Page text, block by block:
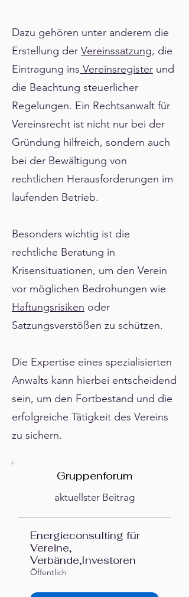
Dazu gehören unter anderem die
Erstellung der Vereinssatzung, die
Eintragung ins Vereinsregister und
die Beachtung steuerlicher
Regelungen. Ein Rechtsanwalt für
Vereinsrecht ist nicht nur bei der
Gründung hilfreich, sondern auch
bei der Bewältigung von
rechtlichen Herausforderungen im
laufenden Betrieb.
Besonders wichtig ist die
rechtliche Beratung in
Krisensituationen, um den Verein
vor möglichen Bedrohungen wie
Haftungsrisiken oder
Satzungsverstößen zu schützen.
Die Expertise eines spezialisierten
Anwalts kann hierbei entscheidend
sein, um den Fortbestand und die
erfolgreiche Tätigkeit des Vereins
zu sichern.
Gruppenforum
aktuellster Beitrag
Energieconsulting für
Vereine,
Verbände,Investoren
Öffentlich